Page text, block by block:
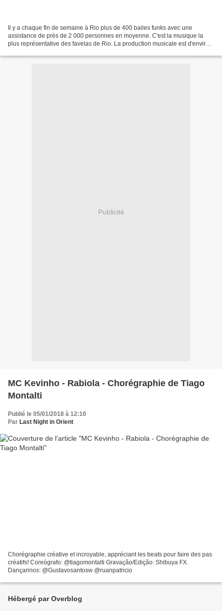
Il y a chaque fin de semaine à Rio plus de 400 bailes funks avec une
assistance de près de 2 000 personnes en moyenne. C'est la musique la
plus représentative des favelas de Rio. La production musicale est d'environ
Publicité
MC Kevinho - Rabiola - Chorégraphie de Tiago
Montalti
Publié le 05/01/2018 à 12:10
Par Last Night in Orient
Chorégraphie créative et incroyable, appréciant les beats pour faire des pas
créatifs! Coreógrafo: @tiagomontalti Gravação/Edição: Shibuya FX.
Dançarinos: @Gustavosantosw @ruanpatricio
Hébergé par Overblog